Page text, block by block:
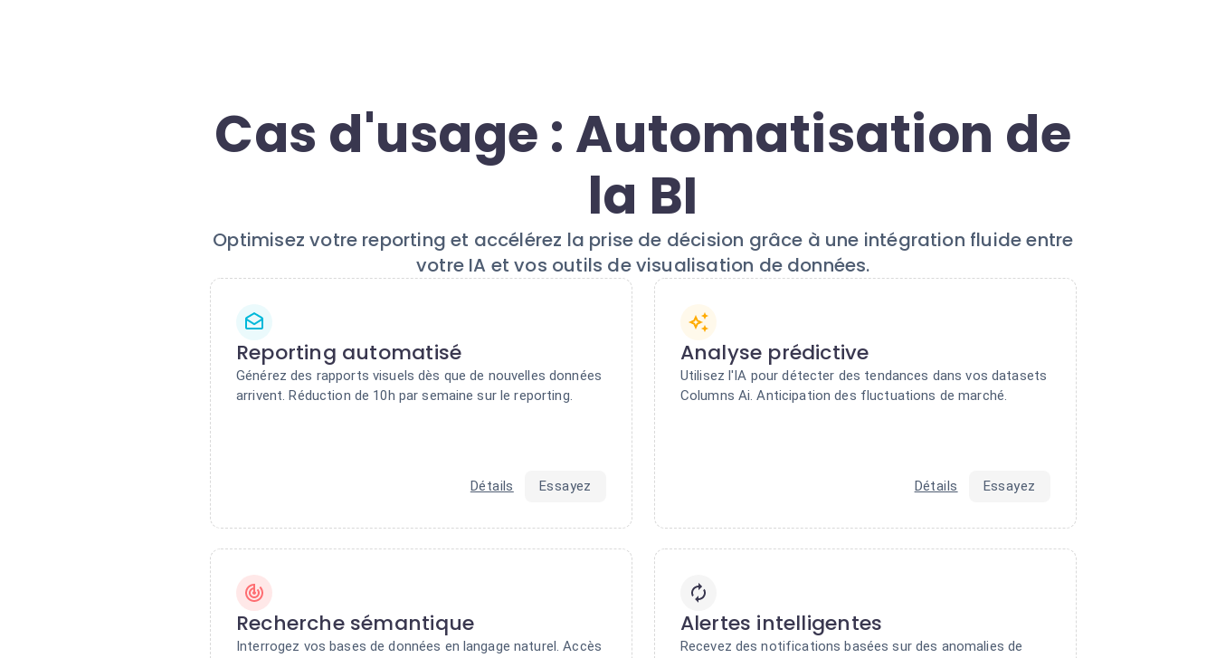
Cas d'usage : Automatisation de
la BI
Optimisez votre reporting et accélérez la prise de décision grâce à une intégration fluide entre
votre IA et vos outils de visualisation de données.
Reporting automatisé
Générez des rapports visuels dès que de nouvelles données
arrivent. Réduction de 10h par semaine sur le reporting.
Détails Essayez
Analyse prédictive
Utilisez l'IA pour détecter des tendances dans vos datasets
Columns Ai. Anticipation des fluctuations de marché.
Détails Essayez
Recherche sémantique
Interrogez vos bases de données en langage naturel. Accès
Alertes intelligentes
Recevez des notifications basées sur des anomalies de